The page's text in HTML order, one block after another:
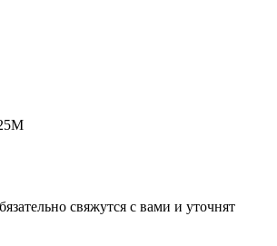
свяжутся с вами и уточнят